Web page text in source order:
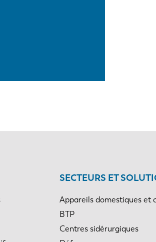
SECTEURS ET
Appareils domestiques et
BTP
Centres sidérurgiques